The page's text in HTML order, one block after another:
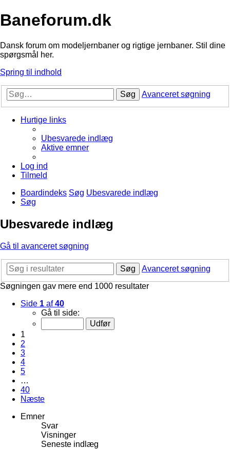
Baneforum.dk
Dansk forum om modeljernbaner og rigtige jernbaner. Stil dine
spørgsmål her.
Spring til indhold
Søg Avanceret søgning
Hurtige links
Ubesvarede indlæg
Aktive emner
Log ind
Tilmeld
Boardindeks Søg Ubesvarede indlæg
Søg
Ubesvarede indlæg
Gå til avanceret søgning
Søg
Avanceret søgning
Søgningen gav mere end 1000 resultater
Side 1 af40
Gå til side:
1
2
3
4
5
…
40
Næste
Emner
Svar
Visninger
Seneste indlæg